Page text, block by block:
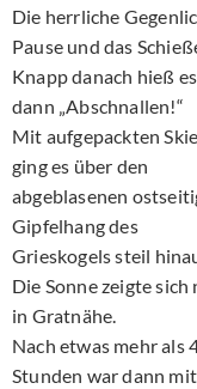
Die herrliche
Pause und das
Knapp danach hieß es
dann „Abschnallen!“
Mit aufgepackten
ging es über den
abgeblasenen
Gipfelhang des
Grieskogels steil
Die Sonne zeigte sich
in Gratnähe.
Nach etwas mehr als
Stunden war dann mit